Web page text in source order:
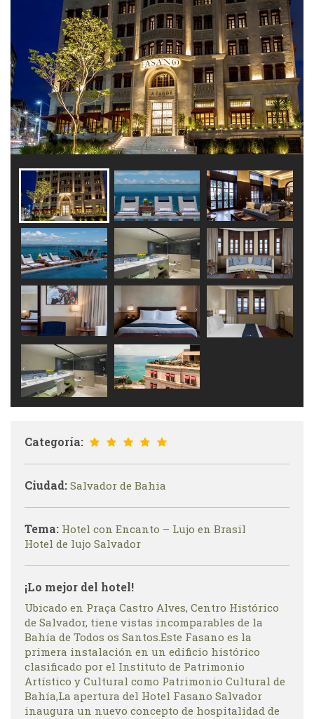
Categoría:
Ciudad: Salvador de Bahia
Tema: Hotel con Encanto – Lujo en Brasil
Hotel de lujo Salvador
¡Lo mejor del hotel!
Ubicado en Praça Castro Alves, Centro Histórico
de Salvador, tiene vistas incomparables de la
Bahía de Todos os Santos.Este Fasano es la
primera instalación en un edificio histórico
clasificado por el Instituto de Patrimonio
Artístico y Cultural como Patrimonio Cultural de
Bahía,La apertura del Hotel Fasano Salvador
inaugura un nuevo concepto de hospitalidad de